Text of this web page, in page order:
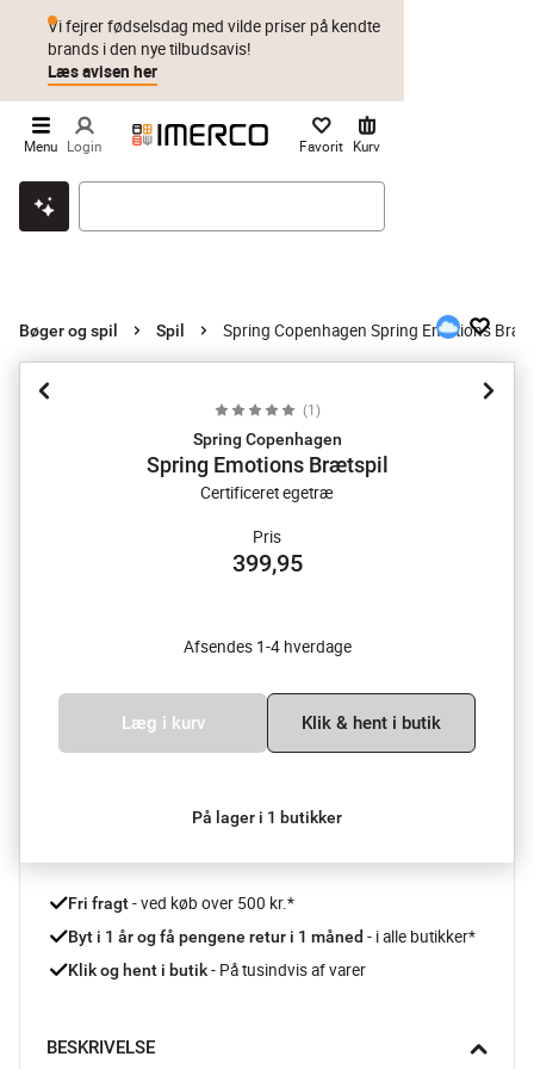
Klik & hent Byt i 1 år Prismatch
Vi fejrer fødselsdag med vilde priser på kendte
brands i den nye tilbudsavis!
Læs avisen her
Menu Login Favorit Kurv
Bøger og spil Spil Spring Copenhagen Spring Emotions
(1 )
Spring Copenhagen
Spring Emotions Brætspil
Certificeret egetræ
Pris
399,95
Afsendes 1-4 hverdage
Læg i kurv Klik & hent i butik
På lager i 1 butikker
Fri fragt - ved køb over 500 kr.*
Byt i 1 år og få pengene retur i 1 måned - i alle butikker*
Klik og hent i butik - På tusindvis af varer
BESKRIVELSE